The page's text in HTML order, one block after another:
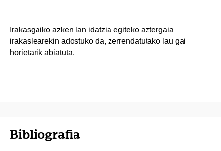
Irakasgaiko azken lan idatzia egiteko aztergaia
irakaslearekin adostuko da, zerrendatutako lau gai
horietarik abiatuta.
Bibliografia